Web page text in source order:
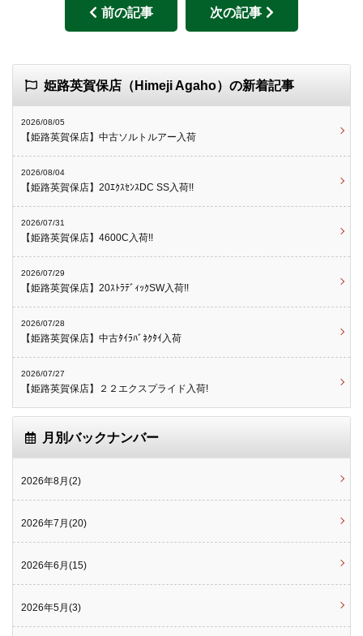
前の記事 次の記事
姫路英賀保店（Himeji Agaho）の新着記事
2026/08/05
【姫路英賀保店】中古ソルトルアー入荷
2026/08/04
【姫路英賀保店】20ｴｸｽｾﾝｽDC SS入荷!!
2026/07/31
【姫路英賀保店】4600C入荷!!
2026/07/29
【姫路英賀保店】20ｽﾄﾗﾃﾞｨｯｸSW入荷!!
2026/07/28
【姫路英賀保店】中古ﾀｲﾗﾊﾞﾈｸﾀｲ入荷
2026/07/27
【姫路英賀保店】２２エクスプライド入荷!
月別バックナンバー
2026年8月(2)
2026年7月(20)
2026年6月(15)
2026年5月(3)